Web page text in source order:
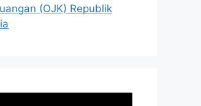
(OJK) Republik